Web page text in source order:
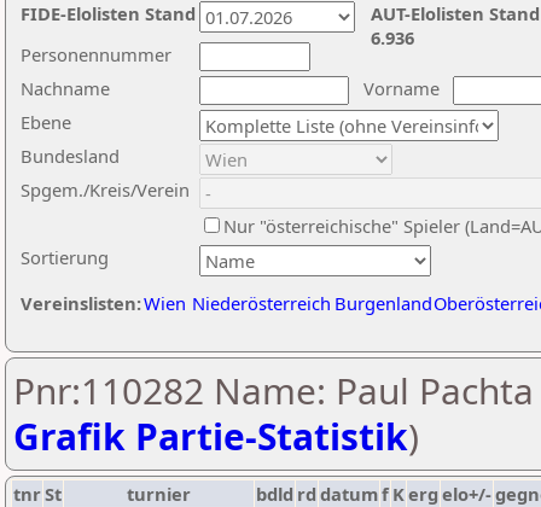
Nachname
Vorname
Ebene
Sortierung
Personennummer
Bundesland
Spgem./Kreis/Verein
Nur "österreichische" Spieler
Vereinslisten:Wien Niederösterreich Burgenland
AUT-Elolisten
6.936
FIDE-Elolisten Stand
Pnr:110282 Name: Paul
Grafik Partie-Statistik)
tnrSt turnier bdld rd datumf Kerg elo+/-